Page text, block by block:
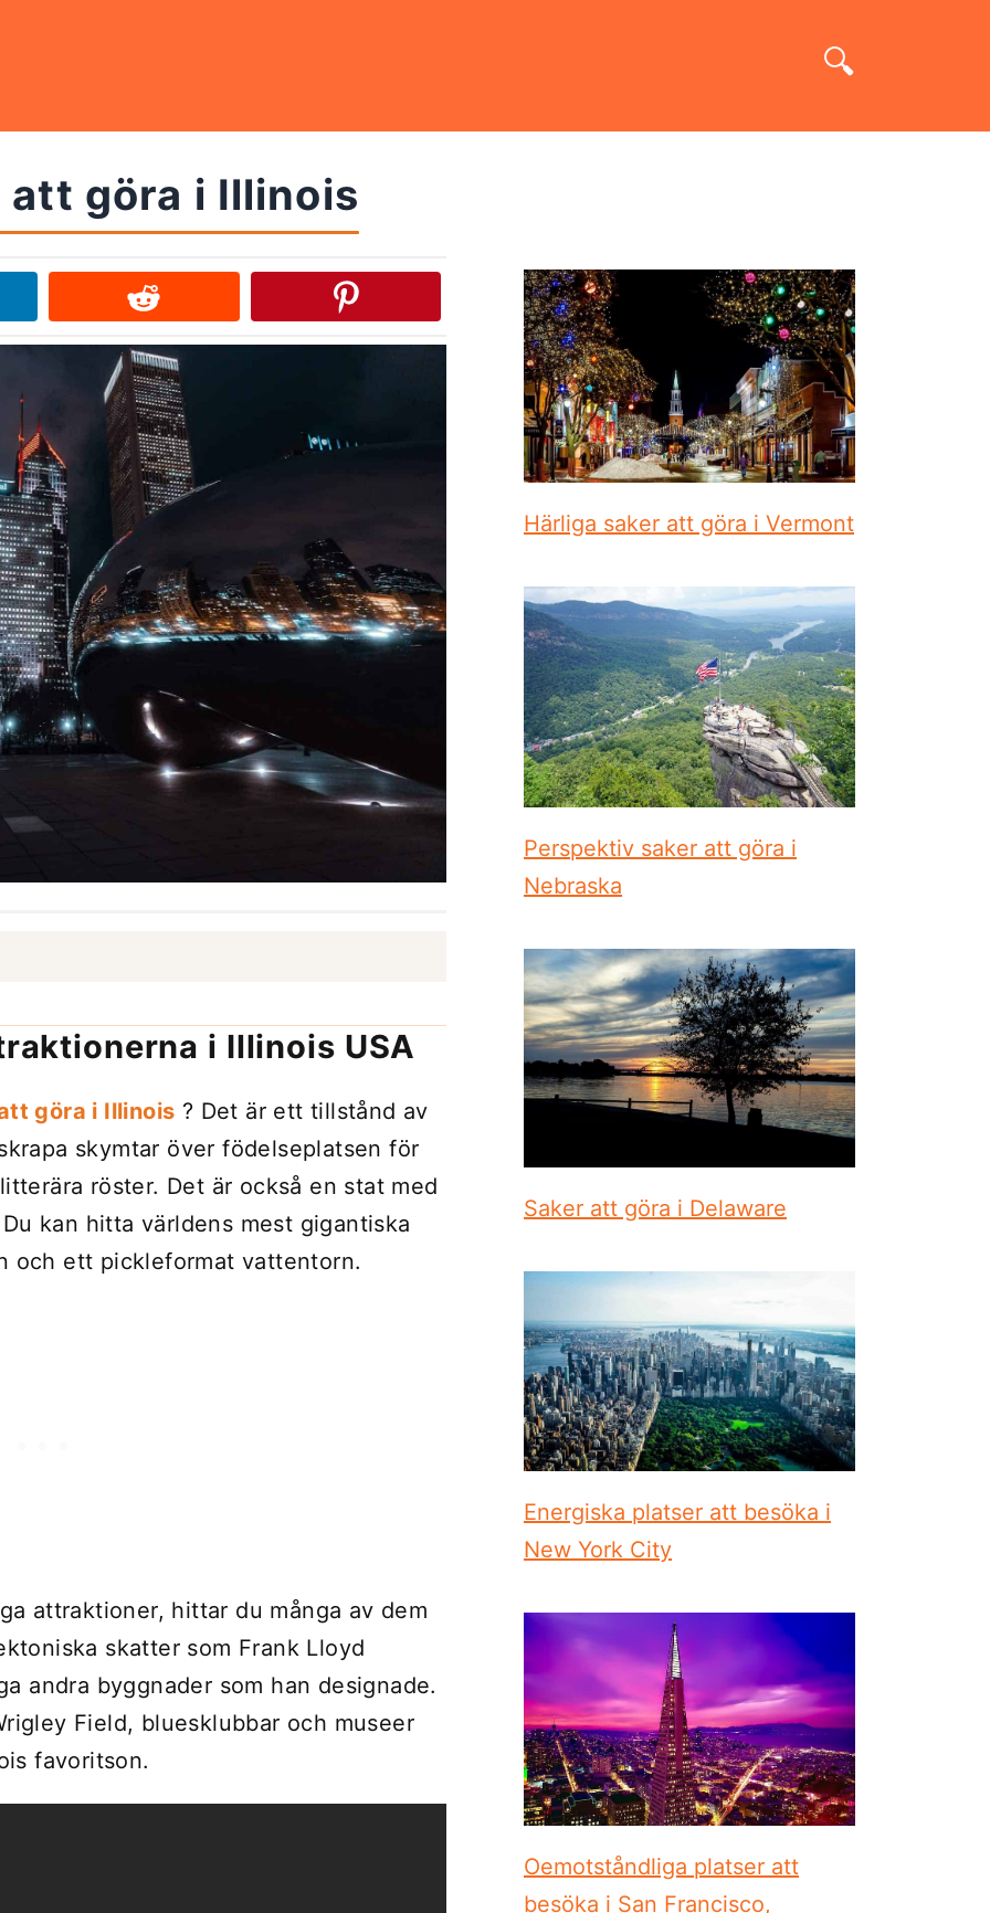
att göra i Illinois
i Illinois USA
göra i Illinois ? Det är ett tillstånd av
skymtar över födelseplatsen för
röster. Det är också en stat med
kan hitta världens mest gigantiska
och ett pickleformat vattentorn.
attraktioner, hittar du många av dem
skatter som Frank Lloyd
andra byggnader som han designade.
Field, bluesklubbar och museer
favoritson.
Härliga saker att göra i Vermont
Perspektiv saker att göra i
Nebraska
Saker att göra i Delaware
Energiska platser att besöka i
New York City
Oemotståndliga platser att
besöka i San Francisco,